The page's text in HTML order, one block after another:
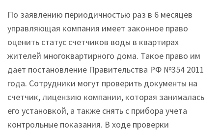
По заявлению периодичностью раз в 6 месяцев
управляющая компания имеет законное право
оценить статус счетчиков воды в квартирах
жителей многоквартирного дома. Такое право им
дает постановление Правительства РФ №354 2011
года. Сотрудники могут проверить документы на
счетчик, лицензию компании, которая занималась
его установкой, а также снять с прибора учета
контрольные показания. В ходе проверки